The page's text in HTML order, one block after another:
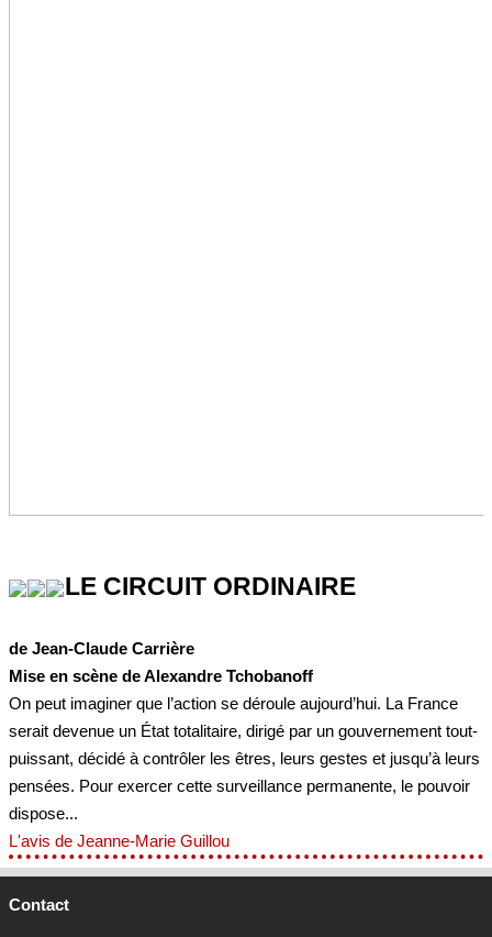
LE CIRCUIT ORDINAIRE
de Jean-Claude Carrière
Mise en scène de Alexandre Tchobanoff
On peut imaginer que l’action se déroule aujourd’hui. La France
serait devenue un État totalitaire, dirigé par un gouvernement tout-
puissant, décidé à contrôler les êtres, leurs gestes et jusqu’à leurs
pensées. Pour exercer cette surveillance permanente, le pouvoir
dispose...
L'avis de Jeanne-Marie Guillou
Contact